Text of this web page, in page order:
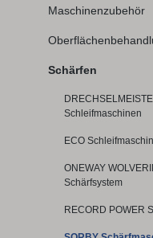
Maschinenzubehör
Schärfen
Schleifmaschinen
ECO
ONEWAY
Schärfsystem
RECORD POWER